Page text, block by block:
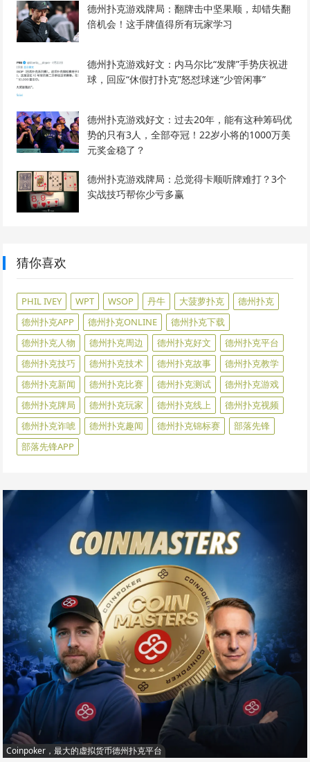
德州扑克游戏牌局：翻牌击中坚果顺，却错失翻
倍机会！这手牌值得所有玩家学习
德州扑克游戏好文：内马尔比“发牌”手势庆祝进
球，回应“休假打扑克”怒怼球迷“少管闲事”
德州扑克游戏好文：过去20年，能有这种筹码优
势的只有3人，全部夺冠！22岁小将的1000万美
元奖金稳了？
德州扑克游戏牌局：总觉得卡顺听牌难打？3个
实战技巧帮你少亏多赢
猜你喜欢
PHIL IVEY WPT WSOP 丹牛 大菠萝扑克
德州扑克
德州扑克APP
德州扑克ONLINE
德州扑克下载
德州扑克人物
德州扑克周边 德州扑克好文
德州扑克平台
德州扑克技巧
德州扑克技术 德州扑克故事
德州扑克教学
德州扑克新闻
德州扑克比赛 德州扑克测试
德州扑克游戏
德州扑克牌局
德州扑克玩家 德州扑克线上
德州扑克视频
德州扑克诈唬
德州扑克趣闻 德州扑克锦标赛
部落先锋
部落先锋APP
Coinpoker，最大的虚拟货币德州扑克平台